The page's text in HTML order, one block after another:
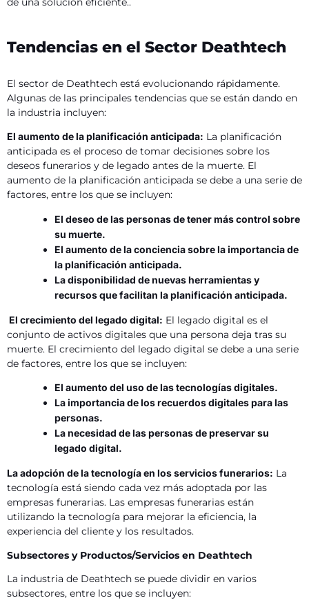
Tendencias en el Sector Deathtech
El sector de Deathtech está evolucionando rápidamente.
Algunas de las principales tendencias que se están dando en
la industria incluyen:
El aumento de la planificación anticipada: La planificación
anticipada es el proceso de tomar decisiones sobre los
deseos funerarios y de legado antes de la muerte. El
aumento de la planificación anticipada se debe a una serie de
factores, entre los que se incluyen:
El deseo de las personas de tener más control sobre
su muerte.
El aumento de la conciencia sobre la importancia de
la planificación anticipada.
La disponibilidad de nuevas herramientas y
recursos que facilitan la planificación anticipada.
El crecimiento del legado digital: El legado digital es el
conjunto de activos digitales que una persona deja tras su
muerte. El crecimiento del legado digital se debe a una serie
de factores, entre los que se incluyen:
El aumento del uso de las tecnologías digitales.
La importancia de los recuerdos digitales para las
personas.
La necesidad de las personas de preservar su
legado digital.
La adopción de la tecnología en los servicios funerarios: La
tecnología está siendo cada vez más adoptada por las
empresas funerarias. Las empresas funerarias están
utilizando la tecnología para mejorar la eficiencia, la
experiencia del cliente y los resultados.
Subsectores y Productos/Servicios en Deathtech
La industria de Deathtech se puede dividir en varios
subsectores, entre los que se incluyen: